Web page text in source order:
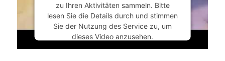
zu Ihren Aktivitäten sammeln. Bitte
lesen Sie die Details durch und stimmen
Sie der Nutzung des Service zu, um
dieses Video anzusehen.